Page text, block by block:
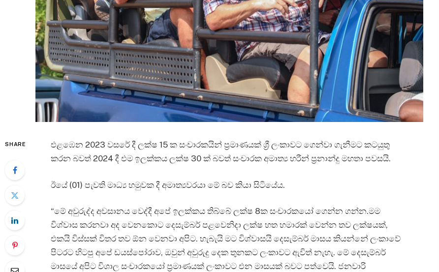
SHARE
එළඹෙන 2023 වසරේ දී ලක්ෂ 15 ක සංචාරකයින් ප්‍රමාණයක් ශ්‍රී ලංකාවට ගෙන්වා ගැනීමට කටයුතු
කරන බවත් 2024 දී එම ඉලක්කය ලක්ෂ 30 ක් බවත් සංචාරක අමාත්‍ය හරීන් ප්‍රනාන්දු මහතා පවසයි.
ඊයේ (01) පැවති මාධ්‍ය හමුවක දී අමාත්‍යවරයා මේ බව කියා සිටියේය.
“මේ අවුරුද්ද අවසානය වෙද්දී අපේ ඉලක්කය තිබ්බේ ලක්ෂ 8ක සංචාරකයෝ ගෙන්න ගන්න.මම
විශ්වාස කරනවා අද වෙනකොට දෙසැම්බර් පළවෙනිදා ලක්ෂ හත හමාරක් වෙන්න තව ලක්ෂයක්,
එකයි විස්සක් විතර තව ඕන වෙනවා අපිට. හැබැයි මට විශ්වාසයි දෙසැම්බර් මාසය කියන්නේ ලංකාවේ
පිටරට හිටපු අපේ ඩයස්පෝරාව, ඔවුන් අවුරුදු දෙක තුනකට ලංකාවට ඇවිත් නැහැ. මේ දෙසැම්බර්
මාසයේ අපිට විශාල සංචාරකයෝ ප්‍රමාණයක් ලංකාවට එන මාසයක් බවට පත්වෙයි. ජනවාරි